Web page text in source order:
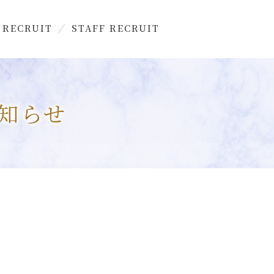
STAFF RECRUIT
らせ